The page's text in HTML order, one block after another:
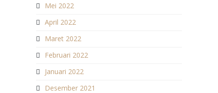
Mei 2022
April 2022
Maret 2022
Februari 2022
Januari 2022
Desember 2021